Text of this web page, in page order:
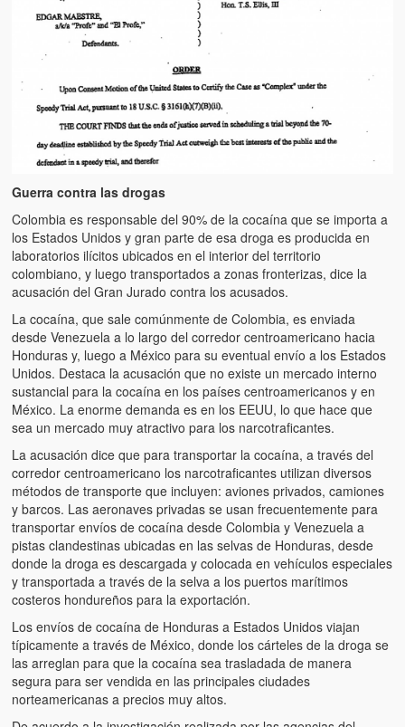
Guerra contra las drogas
Colombia es responsable del 90% de la cocaína que se importa a
los Estados Unidos y gran parte de esa droga es producida en
laboratorios ilícitos ubicados en el interior del territorio
colombiano, y luego transportados a zonas fronterizas, dice la
acusación del Gran Jurado contra los acusados.
La cocaína, que sale comúnmente de Colombia, es enviada
desde Venezuela a lo largo del corredor centroamericano hacia
Honduras y, luego a México para su eventual envío a los Estados
Unidos. Destaca la acusación que no existe un mercado interno
sustancial para la cocaína en los países centroamericanos y en
México. La enorme demanda es en los EEUU, lo que hace que
sea un mercado muy atractivo para los narcotraficantes.
La acusación dice que para transportar la cocaína, a través del
corredor centroamericano los narcotraficantes utilizan diversos
métodos de transporte que incluyen: aviones privados, camiones
y barcos. Las aeronaves privadas se usan frecuentemente para
transportar envíos de cocaína desde Colombia y Venezuela a
pistas clandestinas ubicadas en las selvas de Honduras, desde
donde la droga es descargada y colocada en vehículos especiales
y transportada a través de la selva a los puertos marítimos
costeros hondureños para la exportación.
Los envíos de cocaína de Honduras a Estados Unidos viajan
típicamente a través de México, donde los cárteles de la droga se
las arreglan para que la cocaína sea trasladada de manera
segura para ser vendida en las principales ciudades
norteamericanas a precios muy altos.